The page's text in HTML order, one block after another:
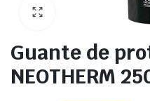
Guante de
NEOTHERM